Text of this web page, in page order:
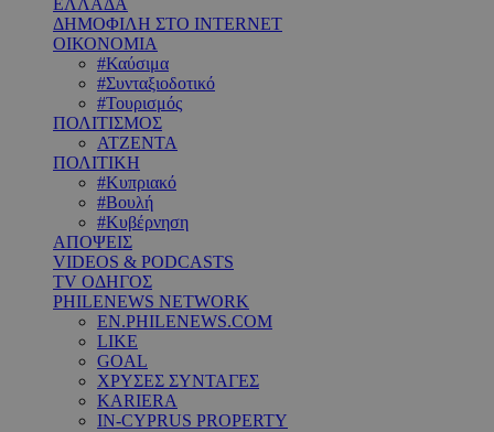
ΕΛΛΑΔΑ
ΔΗΜΟΦΙΛΗ ΣΤΟ INTERNET
ΟΙΚΟΝΟΜΙΑ
#Καύσιμα
#Συνταξιοδοτικό
#Τουρισμός
ΠΟΛΙΤΙΣΜΟΣ
ΑΤΖΕΝΤΑ
ΠΟΛΙΤΙΚΗ
#Κυπριακό
#Βουλή
#Κυβέρνηση
ΑΠΟΨΕΙΣ
VIDEOS & PODCASTS
TV ΟΔΗΓΟΣ
PHILENEWS NETWORK
EN.PHILENEWS.COM
LIKE
GOAL
ΧΡΥΣΕΣ ΣΥΝΤΑΓΕΣ
KARIERA
IN-CYPRUS PROPERTY